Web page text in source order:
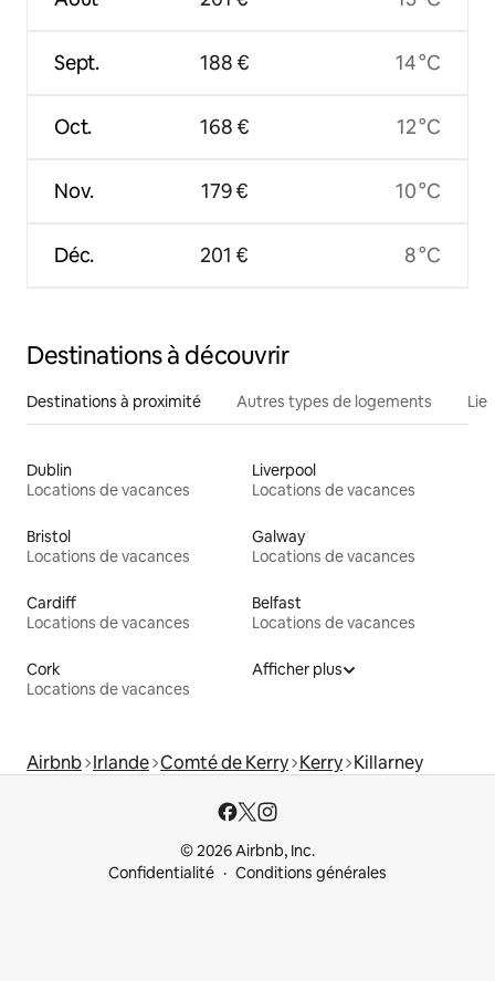
Sept.
Oct.
Nov.
Déc.
188 €
168 €
179 €
201 €
14 °C
12 °C
10 °C
8 °C
Destinations à découvrir
Destinations à proximité Autres types de logements
Dublin
Locations de vacances
Liverpool
Locations de vacances
Bristol
Locations de vacances
Galway
Locations de vacances
Cardiff
Locations de vacances
Belfast
Locations de vacances
Cork
Locations de vacances
Afficher plus
Airbnb Irlande Comté de Kerry Kerry Killarney
© 2026 Airbnb, Inc.
Confidentialité
Conditions générales